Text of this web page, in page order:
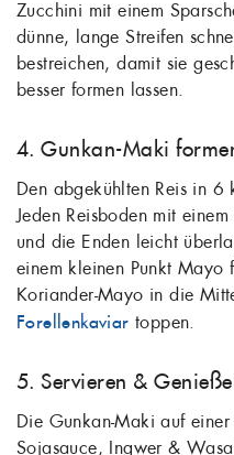
Zucchini mit einem
dünne, lange Streifen
bestreichen, damit sie
besser formen lassen.
4. Gunkan-Maki
Den abgekühlten Reis in
Jeden Reisboden mit
und die Enden leicht
einem kleinen Punkt Mayo
Koriander-Mayo in die
Forellenkaviar toppen.
5. Servieren &
Die Gunkan-Maki auf
Sojasauce, Ingwer &